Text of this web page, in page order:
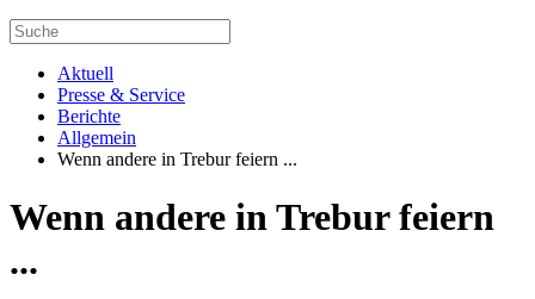
Aktuell
Presse & Service
Berichte
Allgemein
Wenn andere in Trebur feiern ...
Wenn andere in Trebur feiern
...